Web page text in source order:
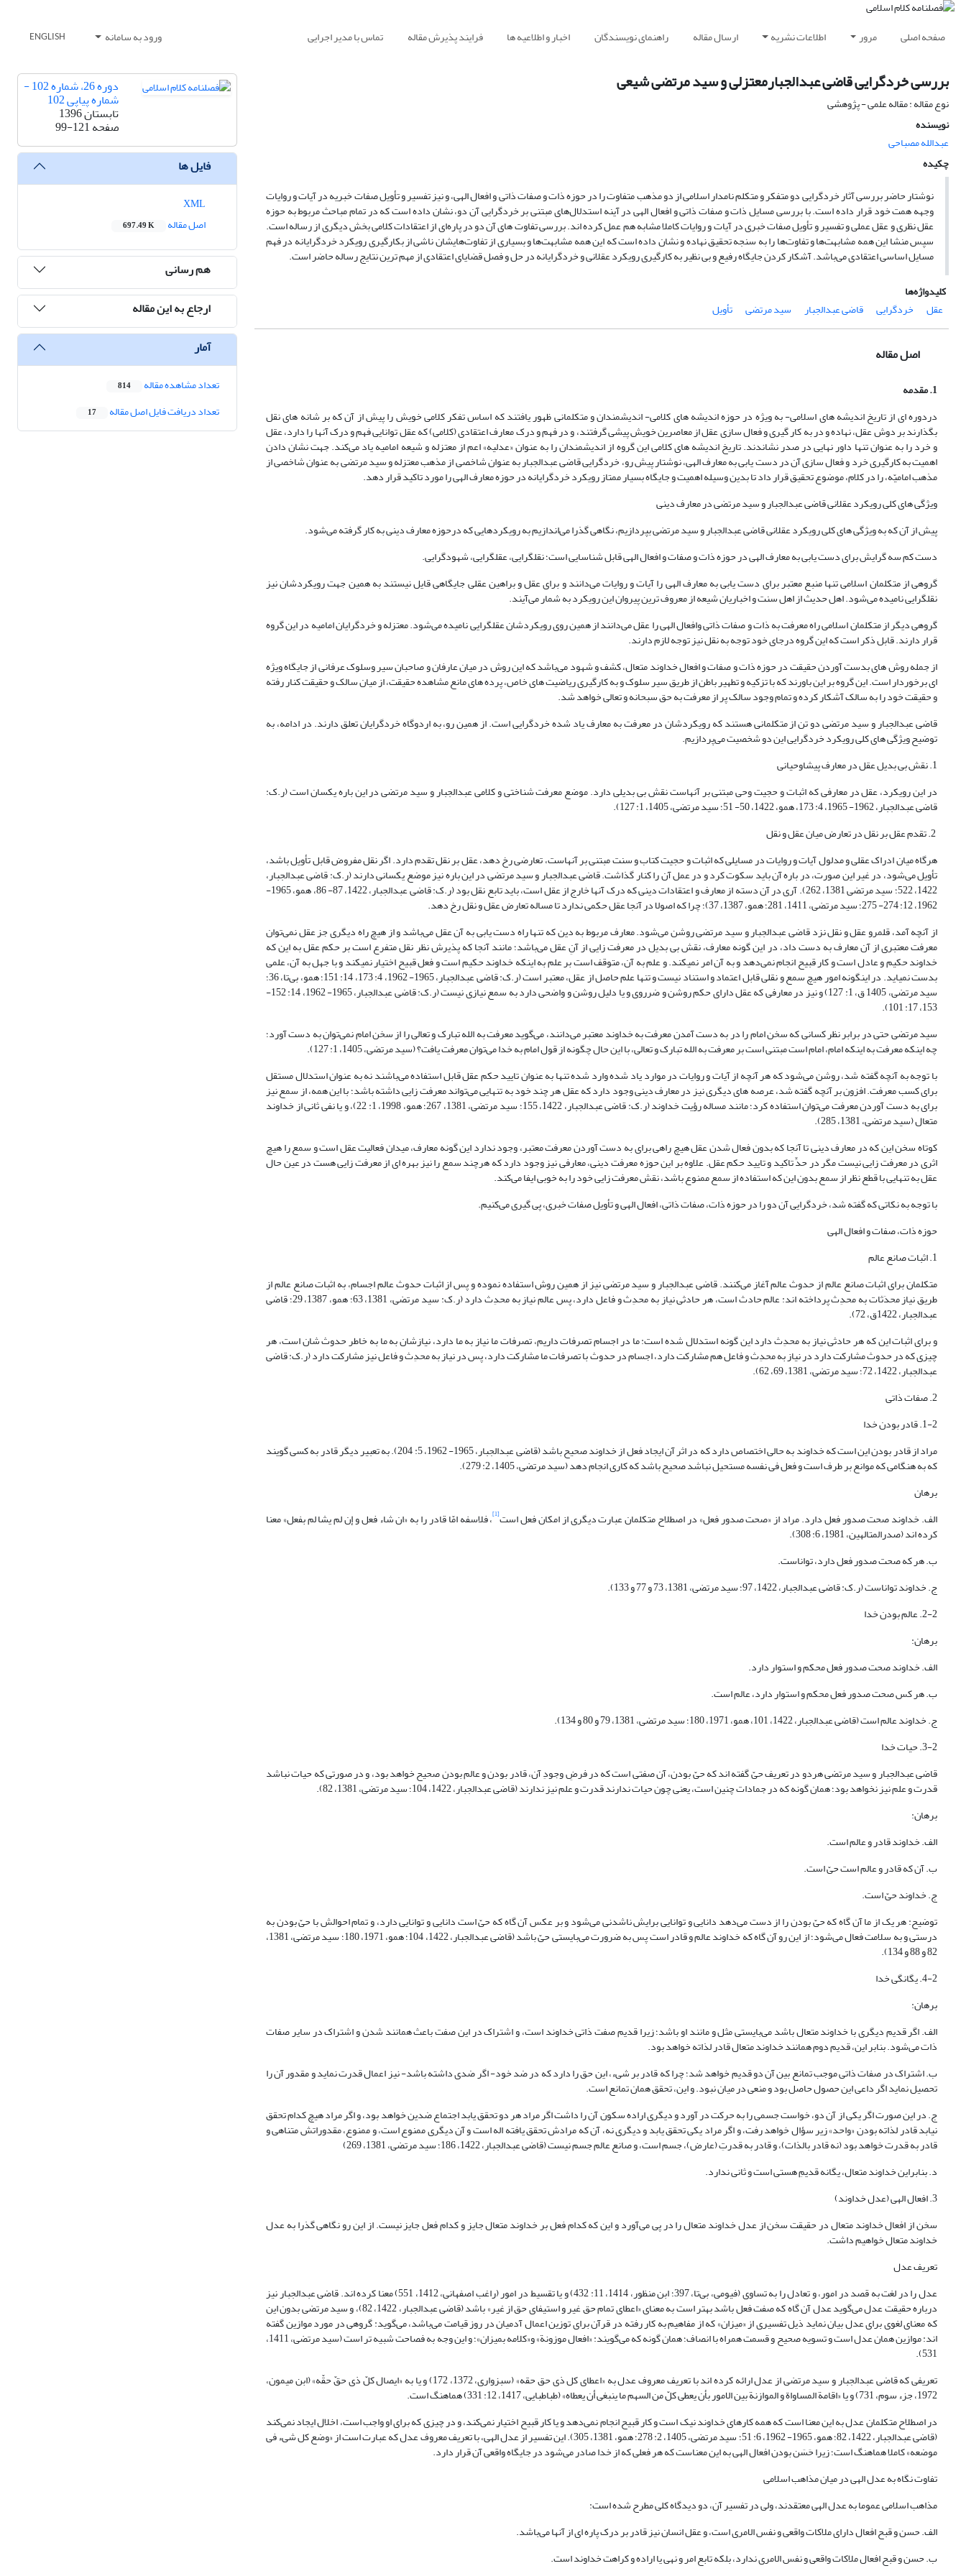
صفحه اصلی مرور اطلاعات نشریه ارسال مقاله راهنمای نویسندگان اخبار و اطلاعیه ها فرایند پذیرش مقاله تماس با مدیر اجرایی ورود به سامانه ENGLISH
بررسی خردگرایی قاضی عبدالجبارمعتزلی و سید مرتضی شیعی
نوع مقاله : مقاله علمی - پژوهشی
نویسنده
عبدالله مصباحی
چکیده
نوشتار حاضر بررسی آثار خردگرایی دو متفکر و متکلم نامدار اسلامی از دو مذهب متفاوت را در حوزه ذات و صفات ذاتی و افعال الهی، و نیز تفسیر و تأویل صفات خبریه در آیات و روایات
وجهه همت خود قرار داده است. با بررسی مسایل ذات و صفات ذاتی و افعال الهی در آینه استدلال‌های مبتنی بر خردگرایی آن دو، نشان داده است که در تمام مباحث مربوط به حوزه
عقل نظری و عقل عملی و تفسیر و تأویل صفات خبری در آیات و روایات کاملا مشابه هم عمل کرده اند. بررسی تفاوت های آن دو در پاره‌ای از اعتقادات کلامی بخش دیگری از رساله است.
سپس منشا این همه مشابهت‌ها و تفاوت‌ها را به سنجه تحقیق نهاده و نشان داده است که این همه مشابهت‌ها و بسیاری از تفاوت‌هایشان ناشی از بکارگیری رویکرد خردگرایانه در فهم
مسایل اساسی اعتقادی می‌باشد. آشکار کردن جایگاه رفیع و بی نظیر به کارگیری رویکرد عقلانی و خردگرایانه در حل و فصل قضایای اعتقادی از مهم ترین نتایج رساله حاضر است.
کلیدواژه‌ها
عقل
خردگرایی قاضی عبدالجبار سید مرتضی تأویل
اصل مقاله
1. مقدمه
دردوره ای از تاریخ اندیشه های اسلامی- به ویژه در حوزه اندیشه های کلامی- اندیشمندان و متکلمانی ظهور یافتند که اساس تفکر کلامی خویش را پیش از آن که بر شانه های نقل
بگذارند بر دوش عقل، نهاده و در به کار گیری و فعال سازی عقل از معاصرین خویش پیشی گرفتند، و در فهم و درک معارف اعتقادی (کلامی) که عقل توانایی فهم و درک آنها را دارد، عقل
و خرد را به عنوان تنها داور نهایی در صدر نشاندند. تاریخ اندیشه های کلامی این گروه از اندیشمندان را به عنوان «عدلیه» اعم از معتزله و شیعه امامیه یاد می‌کند. جهت نشان دادن
اهمیت به کارگیری خرد و فعال سازی آن در دست یابی به معارف الهی، نوشتار پیش رو، خردگرایی قاضی عبدالجبار به عنوان شاخصی از مذهب معتزله و سید مرتضی به عنوان شاخصی از
مذهب امامیّه، را در کلام، موضوع تحقیق قرار داد تا بدین وسیله اهمیت و جایگاه بسیار ممتاز رویکرد خردگرایانه در حوزه معارف الهی را مورد تاکید قرار دهد.
ویژگی های کلی رویکرد عقلانی قاضی عبدالجبار و سید مرتضی در معارف دینی
پیش از آن که به ویژگی های کلی رویکرد عقلانی قاضی عبدالجبار و سید مرتضی بپردازیم، نگاهی گذرا می‌اندازیم به رویکردهایی که درحوزه معارف دینی به کار گرفته می‌شود.
دست کم سه گرایش برای دست یابی به معارف الهی در حوزه ذات و صفات و افعال الهی قابل شناسایی است؛ نقلگرایی، عقلگرایی، شهودگرایی.
گروهی از متکلمان اسلامی تنها منبع معتبر برای دست یابی به معارف الهی را آیات و روایات می‌دانند و برای عقل و براهین عقلی جایگاهی قایل نیستند به همین جهت رویکردشان نیز
نقلگرایی نامیده می‌شود. اهل حدیث از اهل سنت و اخباریان شیعه از معروف ترین پیروان این رویکرد به شمار می‌آیند.
گروهی دیگر از متکلمان اسلامی راه معرفت به ذات و صفات ذاتی وافعال الهی را عقل می‌دانند از همین روی رویکردشان عقلگرایی نامیده می‌شود. معتزله و خردگرایان امامیه در این گروه
قرار دارند. قابل ذکر است که این گروه درجای خود توجه به نقل نیز توجه لازم دارند.
از جمله روش های بدست آوردن حقیقت در حوزه ذات و صفات و افعال خداوند متعال، کشف و شهود می‌باشد که این روش در میان عارفان و صاحبان سیر وسلوک عرفانی از جایگاه ویژه
ای برخوردار است. این گروه بر این باورند که با تزکیه و تطهیر باطن از طریق سیر سلوک و به کارگیری ریاضیت های خاص، پرده های مانع مشاهده حقیقت، از میان سالک و حقیقت کنار رفته
و حقیقت خود را به سالک آشکار کرده و تمام وجود سالک پر از معرفت به حق سبحانه و تعالی خواهد شد.
قاضی عبدالجبار و سید مرتضی دو تن از متکلمانی هستند که رویکردشان در معرفت به معارف یاد شده خردگرایی است. از همین رو، به اردوگاه خردگرایان تعلق دارند. در ادامه، به
توضیح ویژگی های کلی رویکرد خردگرایی این دو شخصیت می‌پردازیم.
1. نقش بی بدیل عقل در معارف پیشاوحیانی
در این رویکرد، عقل در معارفی که اثبات و حجیت وحی مبتنی بر آنهاست نقش بی بدیلی دارد. موضع معرفت شناختی و کلامی عبدالجبار و سید مرتضی در این باره یکسان است (ر.ک:
قاضی عبدالجبار، 1962- 1965، ‏4: 173، همو، 1422، 50- 51؛ سید مرتضی، 1405، 1: 127).
هرگاه میان ادراک عقلی و مدلول آیات و روایات در مسایلی که اثبات و حجیت کتاب و سنت مبتنی بر آنهاست، تعارضی رخ دهد، عقل بر نقل تقدم دارد. اگر نقل مفروض قابل تأویل باشد،
تأویل می‌شود، در غیر این صورت، در باره آن باید سکوت کرد و در عمل آن را کنار گذاشت. قاضی عبدالجبار و سید مرتضی در این باره نیز موضع یکسانی دارند (ر.ک: قاضی عبدالجبار،
1422، 522؛ سید مرتضی 1381، 262). آری در آن دسته از معارف و اعتقادات دینی که درک آنها خارج از عقل است، باید تابع نقل بود (ر.ک: قاضی عبدالجبار، 1422، 87- 86، همو، 1965-
1962، 12: 274- 275؛ سید مرتضی، 1411، 281؛ همو، 1387، 37)؛ چرا که اصولا در آن‏جا عقل حکمی ندارد تا مساله تعارض عقل و نقل رخ دهد.
از آنچه آمد، قلمرو عقل و نقل نزد قاضی عبدالجبار و سید مرتضی روشن می‌شود. معارف مربوط به دین که تنها راه دست یابی به آن عقل می‌باشد و از هیچ راه دیگری جز عقل نمی‌توان
معرفت معتبری از آن معارف به دست داد، در این گونه معارف، نقش بی بدیل در معرفت زایی از آنِ عقل می‌باشد؛ مانند آن‏جا که پذیرش نظر نقل متفرع است بر حکم عقل به این که
خداوند حکیم و عادل است و کار قبیح انجام نمی‌دهد و به آن امر نمی­کند. و علم به آن، متوقف است بر علم به اینکه خداوند حکیم است و فعل قبیح اختیار نمی­کند و با جهل به آن، علمی
بدست نمی­اید. در این­گونه امور هیچ سمع و نقلی قابل اعتماد و استناد نیست و تنها علم حاصل از عقل، معتبر است (ر.ک: قاضی عبدالجبار، 1965- 1962، ‏4: 173، ‏14: 151؛ همو، بی‌تا، 36؛
سید مرتضی، 1405 ق، 1: 127) و نیز در معارفی که عقل دارای حکم روشن و ضرروی و یا دلیل روشن و واضحی دارد به سمع نیازی نیست (ر.ک: قاضی عبدالجبار، 1965- 1962، 14: 152-
153، 17: 101).
سید مرتضی حتی در برابر نظر کسانی که سخن امام را در به دست آمدن معرفت به خداوند معتبر می‌دانند، می‌گوید معرفت به الله تبارک و تعالی را از سخن امام نمی‌توان به دست آورد؛
چه اینکه معرفت به اینکه امام، امام است مبتنی است بر معرفت به الله تبارک و تعالی، با این حال چگونه از قول امام به خدا می‌توان معرفت یافت؟ (سید مرتضی، 1405، 1: 127).
با توجه به آنچه گفته شد، روشن می‌شود که هر آنچه از آیات و روایات در موارد یاد شده وارد شده تنها به عنوان تایید حکم عقل قابل استفاده می‌باشند نه به عنوان استدلال مستقل
برای کسب معرفت. افزون بر آنچه گفته شد، عرصه های دیگری نیز در معارف دینی وجود دارد که عقل هر چند خود به تنهایی می‌تواند معرفت زایی داشته باشد؛ با این همه، از سمع نیز
برای به دست آوردن معرفت می‌توان استفاده کرد؛ مانند مساله رؤیت خداوند (ر.ک: قاضی عبدالجبار، 1422، 155؛ سید مرتضی، 1381، 267؛ همو، 1998، 1: 22)، و یا نفی ثانی از خداوند
متعال (سید مرتضی، 1381، 285).
کوتاه سخن این که در معارف دینی تا آن‏جا که بدون فعال شدن عقل هیچ راهی برای به دست آوردن معرفت معتبر، وجود ندارد این گونه معارف، میدان فعالیت عقل است و سمع را هیچ
اثری در معرفت زایی نیست مگر در حدِّ تاکید و تایید حکم عقل. علاوه بر این حوزه معرفت دینی، معارفی نیز وجود دارد که هرچند سمع را نیز بهره ای از معرفت زایی هست در عین حال
عقل به تنهایی با قطع نظر از سمع بدون این که استفاده از سمع ممنوع باشد، نقش معرفت زایی خود را به خوبی ایفا می‌کند.
با توجه به نکاتی که گفته شد، خردگرایی آن دو را در حوزه ذات، صفات ذاتی، افعال الهی و تأویل صفات خبری، پی گیری می‌کنیم.
حوزه ذات، صفات و افعال الهی
1. اثبات صانع عالم
متکلمان برای اثبات صانع عالم از حدوث عالم آغاز می‌کنند. قاضی عبدالجبار و سید مرتضی نیز از همین روش استفاده نموده و پس از اثبات حدوث عالم اجسام، به اثبات صانع عالم از
طریق نیاز محدَثات به محدِث پرداخته اند: عالم حادث است، هر حادثی نیاز به محدِث و فاعل دارد، پس عالم نیاز به محدِث دارد (ر.ک: سید مرتضی، 1381، 63؛ همو، 1387، 29؛ قاضی
عبدالجبار، 1422ق، 72).
و برای اثبات این که هر حادثی نیاز به محدِث دارد این گونه استدلال شده است: ما در اجسام تصرفات داریم، تصرفات ما نیاز به ما دارد، نیازشان به ما به خاطر حدوث شان است، هر
چیزی که در حدوث مشارکت دارد در نیاز به محدِث و فاعل هم مشارکت دارد، اجسام در حدوث با تصرفات ما مشارکت دارد، پس در نیاز به محدِث و فاعل نیز مشارکت دارد (ر.ک: قاضی
عبدالجبار، 1422، 72؛ سید مرتضی، 1381، 69، 62).
2. صفات ذاتی
1-2. قادر بودن خدا
مراد از قادر بودن این است که خداوند به حالی اختصاص دارد که در اثر آن ایجاد فعل از خداوند صحیح باشد (قاضی عبدالجبار، 1965- 1962‏، ‏5: 204). به تعبیر دیگر قادر به کسی گویند
که به هنگامی که موانع بر طرف است و فعل فی نفسه مستحیل نباشد صحیح باشد که کاری انجام دهد (سید مرتضى، 1405، ‏2: 279).
برهان
الف. خداوند صحت صدور فعل دارد. مراد از «صحت صدور فعل» در اصطلاح متکلمان عبارت دیگری از امکان فعل است[1] ، فلاسفه امّا قادر را به «ان شاء فعل و إن لم یشا لم بفعل» معنا
کرده اند (صدرالمتالهین، 1981‏، ‏6: 308).
ب. هر که صحت صدور فعل دارد، تواناست.
ج. خداوند تواناست (ر.ک: قاضی عبدالجبار، ‏1422، 97؛ سید مرتضی، 1381، 73 و 77 و 133).
2-2. عالم بودن خدا
برهان:
الف. خداوند صحت صدور فعل محکم و استوار دارد.
ب. هر کس صحت صدور فعل محکم و استوار دارد، عالم است.
ج. خداوند عالم است (قاضی عبدالجبار، ‏1422، 101، همو، 1971، 180؛ سید مرتضی، 1381، 79 و 80 و 134).
3-2. حیات خدا
قاضی عبدالجبار و سید مرتضی هردو در تعریف حیّ گفته اند که حیّ بودن، آن صفتی است که در فرضِ وجودِ آن، قادر بودن و عالم بودن صحیح خواهد بود، و در صورتی که حیات نباشد
قدرت و علم نیز نخواهد بود؛ همان گونه که در جمادات چنین است، یعنی چون حیات ندارند قدرت و علم نیز ندارند (قاضی عبدالجبار، ‏1422، 104؛ سید مرتضی، 1381‏، 82).
برهان:
الف. خداوند قادر و عالم است.
ب. آن که قادر و عالم است حیّ است.
ج. خداوند حیّ است.
توضیح: هر یک از ما آن گاه که حیّ بودن را از دست می‌دهد دانایی و توانایی برایش ناشدنی می‌شود و بر عکس آن گاه که حیّ است دانایی و توانایی دارد، و تمام احوالش با حیّ بودن به
درستی و به سلامت فعال می‌شود؛ از این رو آن گاه که خداوند عالم و قادر است پس به ضرورت می‌بایستی حیّ باشد (قاضی عبدالجبار، ‏1422‏، 104؛ همو، 1971، 180؛ سید مرتضی، 1381‏،
82 و 88 و 134).
4-2. یگانگی خدا
برهان:
الف. اگر قدیم دیگری با خداوند متعال باشد می‌بایستی مثل و مانند او باشد؛ زیرا قدیم صفت ذاتی خداوند است، و اشتراک در این صفت باعث همانند شدن و اشتراک در سایر صفات
ذات می‌شود. بنابر این، قدیم دوم همانند خداوند متعال قادر لذاته خواهد بود.
ب. اشتراک در صفات ذاتی موجب تمانع بین آن دو قدیم خواهد شد؛ چرا که قادر بر شیء، این حق را دارد که در ضد خود- اگر ضدی داشته باشد- نیز اعمال قدرت نماید و مقدور آن را
تحصیل نماید اگر داعی این حصول حاصل بود و منعی در میان نبود. و این، تحقق همان تمانع است.
ج. در این صورت اگر یکی از آن دو، خواست جسمی را به حرکت در آورد و دیگری اراده سکون آن را داشت اگر مراد هر دو تحقق یابد اجتماع ضدین خواهد بود، و اگر مراد هیچ کدام تحقق
نیابد قادر لذاته بودن «واحد» زیر سؤال خواهد رفت، و اگر مراد یکی تحقق یابد و دیگری نه، آن که مرادش تحقق یافته اله است و آن دیگری ممنوع است، و ممنوع، مقدوراتش متناهی و
قادر به قدرت خواهد بود (نه قادر بالذات)، و قادر به قدرتِ (عارض)، جسم است، و صانع عالم جسم نیست (قاضی عبدالجبار، 1422‏، 186؛ سید مرتضی، 1381، 269)
د. بنابراین خداوند متعال، یگانه قدیمِ هستی است و ثانی ندارد.
3. افعال الهی (عدل خداوند)
سخن از افعال خداوند متعال در حقیقت سخن از عدل خداوند متعال را در پی می‌آورد و این که کدام فعل بر خداوند متعال جایز و کدام فعل جایز نیست. از این رو نگاهی گذرا به عدل
خداوند متعال خواهیم داشت.
تعریف عدل
عدل را در لغت به قصد در امور، و تعادل را به تساوی (فیومى، بی‌تا، 397؛ ابن منظور، 1414، 11: 432) و یا تقسیط در امور (راغب اصفهانی، 1412، 551) معنا کرده اند. قاضی عبدالجبار نیز
درباره حقیقت عدل می‌گوید عدل آن گاه که صفت فعل باشد بهتر است به معنای «اعطای تمام حق غیر و استیفای حق از غیر» باشد (قاضی عبدالجبار، 1422، 82)، و سید مرتضی بدون این
که معنای لغوی برای عدل بیان نماید ذیل تفسیری از «میزان» که از مفاهیم به کار رفته در قرآن برای توزین اعمال آدمیان در روز قیامت می‌باشد، می‌گوید: گروهی در مورد موازین گفته
اند: موازین همان عدل است و تسویه صحیح و قسمت همراه با انصاف؛ همان گونه که می‌گویند: «افعال موزونة» و«کلامه بمیزان»؛ و این وجه به فصاحت شبیه تر است (سید مرتضی، 1411،
531).
تعریفی که قاضی عبدالجبار و سید مرتضی از عدل ارائه کرده اند با تعریف معروف عدل به «اعطای کل ذی حق حقه» (سبزواری، 1372، 172) و یا به «ایصال کلّ ذی حقّ حقّه» (ابن میمون،
1972‏، جزء سوم، 731) و یا «اقامة المساواة و الموازنة بین الامور بأن یعطی کلّ من السهم ما ینبغی أن یعطاه» (طباطبایی، 1417، 12: 331) هماهنگ است.
در اصطلاح متکلمان عدل به این معنا است که همه کارهای خداوند نیک است و کار قبیح انجام نمی‌دهد و یا کار قبیح اختیار نمی‌کند، و در چیزی که برای او واجب است، اخلال ایجاد نمی‌کند
(قاضی عبدالجبار، 1422، 82؛ همو، 1965- 1962‏، ‏6: 51؛ سید مرتضی، 1405، ‏2: 278؛ همو، 1381، 305). این تفسیر از عدل الهی، با تعریف معروف عدل که عبارت است از «وضع کل شیء فی
موضعه» کاملا هماهنگ است؛ زیرا حَسَن بودن افعال الهی به این معناست که هر فعلی که از خدا صادر می‌شود در جایگاه واقعی آن قرار دارد.
تفاوت نگاه به عدل الهی در میان مذاهب اسلامی
مذاهب اسلامی عموما به عدل الهی معتقدند، ولی در تفسیر آن، دو دیدگاه کلی مطرح شده است:
الف. حسن و قبح افعال دارای ملاکات واقعی و نفس الامری است، و عقل انسان نیز قادر بر درک پاره ای از آنها می‌باشد.
ب. حسن و قبح افعال ملاکات واقعی و نفس الامری ندارد، بلکه تابع امر و نهی یا اراده و کراهت خداوند است.
دوره 26، شماره 102 -
شماره پیاپی 102
تابستان 1396
صفحه99-121
فایل ها
اصل مقاله
697.49 K
هم رسانی
ارجاع به این مقاله
آمار
تعداد مشاهده مقاله 814
تعداد دریافت فایل اصل مقاله 17